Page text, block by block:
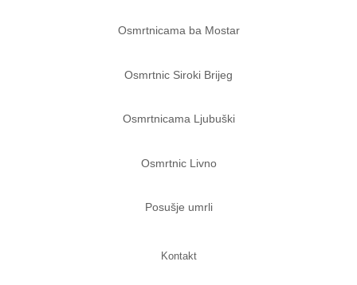
Osmrtnicama ba Mostar
Osmrtnic Siroki Brijeg
Osmrtnicama Ljubuški
Osmrtnic Livno
Posušje umrli
Kontakt